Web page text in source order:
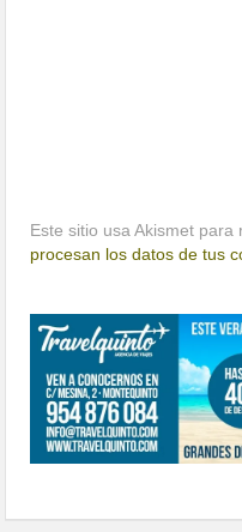
Este sitio usa Akismet
procesan los datos de tus